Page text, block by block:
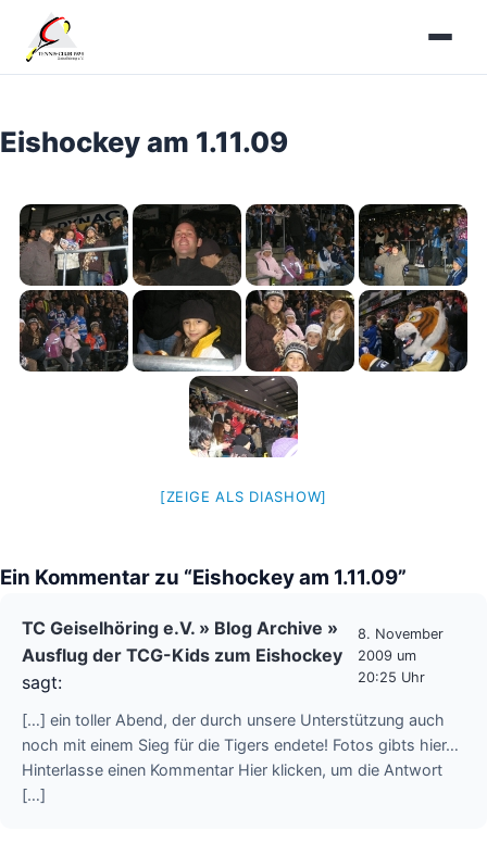
Inhalt
springen
Eishockey am 1.11.09
[ZEIGE ALS DIASHOW]
Ein Kommentar zu “Eishockey am 1.11.09”
TC Geiselhöring e.V. » Blog Archive »
Ausflug der TCG-Kids zum Eishockey
sagt:
8. November
2009 um
20:25 Uhr
[…] ein toller Abend, der durch unsere Unterstützung auch
noch mit einem Sieg für die Tigers endete! Fotos gibts hier…
Hinterlasse einen Kommentar Hier klicken, um die Antwort
[…]